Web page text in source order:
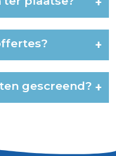
+
gescreend? +